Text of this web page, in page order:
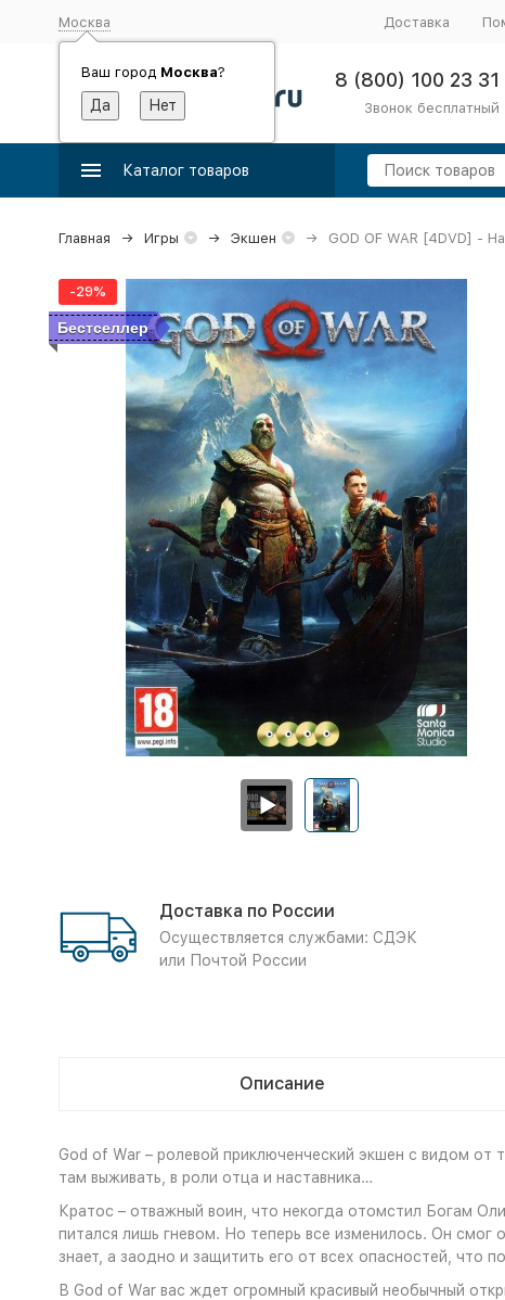
Москва
Ваш город Москва?
Доставка
8 (800) 100 23 31
Звонок бесплатный
Каталог товаров
Главная Игры Экшен GOD OF WAR [4DVD] -
-29%
Бестселлер
Доставка по России
Осуществляется службами: СДЭК
или Почтой России
Описание
God of War – ролевой приключенческий экшен с видом от
там выживать, в роли отца и наставника…
Кратос – отважный воин, что некогда отомстил Богам
питался лишь гневом. Но теперь все изменилось. Он
знает, а заодно и защитить его от всех опасностей, что
В God of War вас ждет огромный красивый необычный